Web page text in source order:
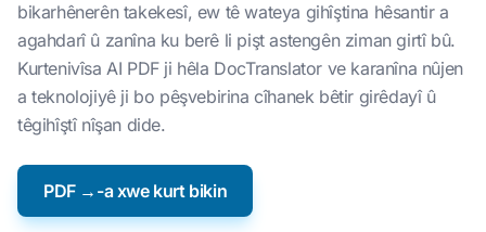
bikarhênerên takekesî, ew tê wateya gihîştina hêsantir a
agahdarî û zanîna ku berê li pişt astengên ziman girtî bû.
Kurtenivîsa AI PDF ji hêla DocTranslator ve karanîna nûjen
a teknolojiyê ji bo pêşvebirina cîhanek bêtir girêdayî û
têgihîştî nîşan dide.
PDF →-a xwe kurt bikin